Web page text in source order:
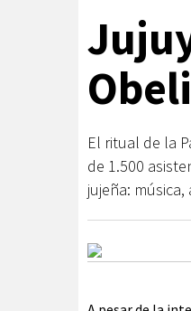
El ritual de la
de 1.500
jujeña: